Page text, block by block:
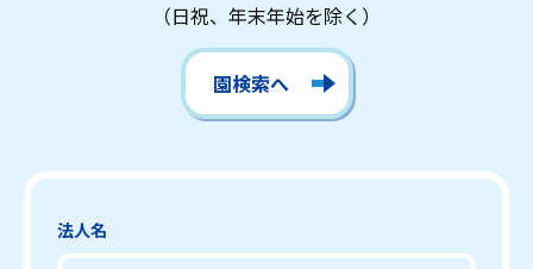
（日祝、年末年始を除く）
園検索へ
法人名